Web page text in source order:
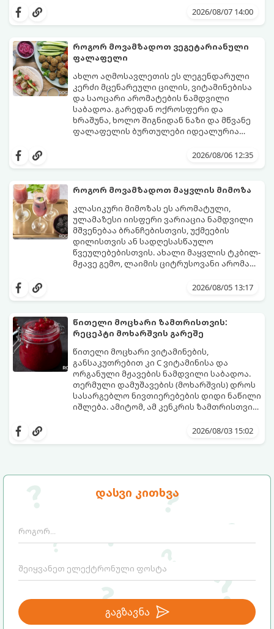
დასვი კითხვა
გაგზავნა
2026/08/07 14:00
როგორ მოვამზადოთ ვეგეტარიანული
ფალაფელი
ახლო აღმოსავლეთის ეს ლეგენდარული
კერძი მცენარეული ცილის, ვიტამინებისა
და საოცარი არომატების ნამდვილი
საბადოა. გარედან ოქროსფერი და
ხრაშუნა, ხოლო შიგნიდან ნაზი და მწვანე
ფალაფელის ბურთულები იდეალურია
სალათებთან ერთად ან ტახინის (სესამის)
მდგომარეობს, რომ გამოიყენება
შეწვისას ფორმა იდეალურად შეინარჩუნოს
და არ დაიშალოს.
მომზადების დრო: 20 წუთი (დამატებით
მუხუდოს ჩალბობის დრო: 12-24 საათი)
შეწვის დრო: 10–15 წუთი ულუფა: 20–24 ცალი
ბურთულა (4–6 პორცია)
2026/08/06 12:35
როგორ მოვამზადოთ მაყვლის მიმოზა
კლასიკური მიმოზას ეს არომატული,
ულამაზესი იისფერი ვარიაცია ნამდვილი
მშვენებაა ბრანჩებისთვის, უქმეების
დილისთვის ან სადღესასწაულო
წვეულებებისთვის. ახალი მაყვლის ტკბილ-
მჟავე გემო, ლაიმის ციტრუსოვანი არომატი
საოცრად დახვეწილ და მაგრილებელ
და მის მომზადებას მინიმალური
პორცია
2026/08/05 13:17
წითელი მოცხარი ზამთრისთვის:
რეცეპტი მოხარშვის გარეშე
წითელი მოცხარი ვიტამინების,
განსაკუთრებით კი C ვიტამინისა და
ორგანული მჟავების ნამდვილი საბადოა.
თერმული დამუშავების (მოხარშვის) დროს
სასარგებლო ნივთიერებების დიდი ნაწილი
იშლება. ამიტომ, ამ კენკრის ზამთრისთვის
მომზადებაა - მოხარშვის გარეშე.
ბუნებრივ, კაშკაშა გემოს, არომატს და
2026/08/03 15:02